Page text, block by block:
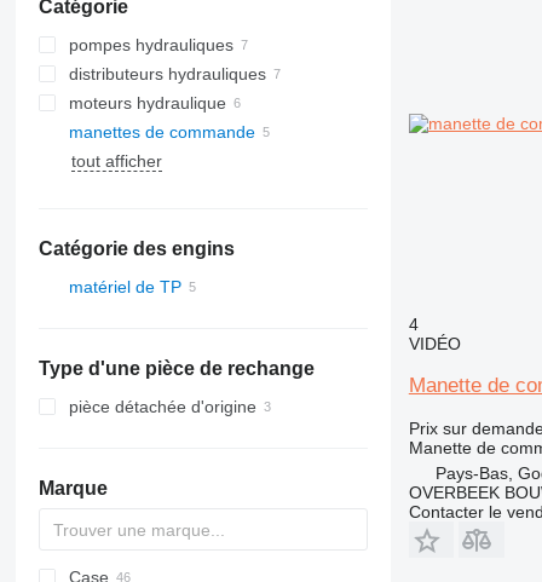
Catégorie
pompes hydrauliques
distributeurs hydrauliques
moteurs hydraulique
manettes de commande
tout afficher
Catégorie des engins
matériel de TP
Type d'une pièce de rechange
pièce détachée d'origine
Marque
AL
AX
1304
320
Case
4
VIDÉO
Manette de
Prix sur
Manette de
Pays-Bas,
OVERBEEK
Contacter le